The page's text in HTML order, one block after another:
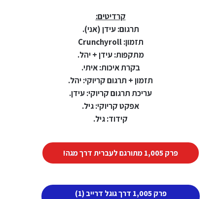
קרדיטים:
תרגום: עידן (אני).
תזמון: Crunchyroll
מתקפות: עידן + יהל.
בקרת איכות: איתי.
תזמון + תרגום קריוקי: יהל.
עריכת תרגום קריוקי: עידן.
אפקט קריוקי: גיל.
קידוד: גיל.
פרק 1,005 מתורגם לעברית דרך מגה!
פרק 1,005 דרך גוגל דרייב (1)